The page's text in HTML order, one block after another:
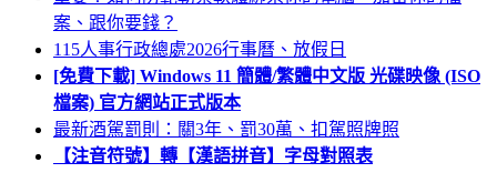
案、跟你要錢？
115人事行政總處2026行事曆、放假日
[免費下載] Windows 11 簡體/繁體中文版 光碟映像 (ISO
檔案) 官方網站正式版本
最新酒駕罰則：關3年、罰30萬、扣駕照牌照
【注音符號】轉【漢語拼音】字母對照表